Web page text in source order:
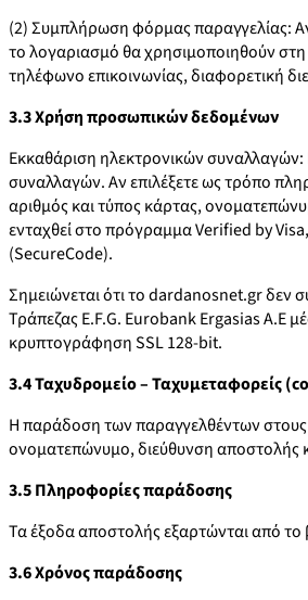
(2) Συμπλήρωση φόρμας παραγγελίας:
το λογαριασμό θα χρησιμοποιηθούν
τηλέφωνο επικοινωνίας, διαφορετική
3.3 Χρήση προσωπικών δεδομένων
Εκκαθάριση ηλεκτρονικών συναλλαγών:
συναλλαγών. Αν επιλέξετε ως τρόπο
αριθμός και τύπος κάρτας,
ενταχθεί στο πρόγραμμα Verified by
(SecureCode).
Σημειώνεται ότι το dardanosnet.gr δεν
Τράπεζας E.F.G. Eurobank Ergasias A.E
κρυπτογράφηση SSL 128-bit.
3.4 Ταχυδρομείο – Ταχυμεταφορείς
Η παράδοση των παραγγελθέντων στους
ονοματεπώνυμο, διεύθυνση αποστολής
3.5 Πληροφορίες παράδοσης
Τα έξοδα αποστολής εξαρτώνται από το
3.6 Χρόνος παράδοσης